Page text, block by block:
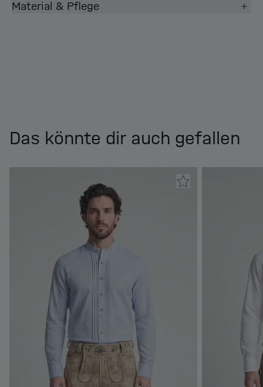
Material & Pflege
Das könnte dir auch gefallen